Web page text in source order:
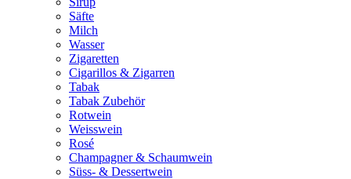
Säfte
Milch
Wasser
Zigaretten
Cigarillos & Zigarren
Tabak
Tabak Zubehör
Rotwein
Weisswein
Rosé
Champagner & Schaumwein
Süss- & Dessertwein